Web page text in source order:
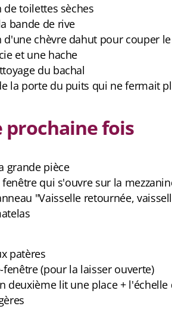
de toilettes sèches
bande de rive
d'une chèvre dahut pour couper
et une hache
du bachal
la porte du puits qui ne fermait
prochaine fois
grande pièce
qui s'ouvre sur la
"Vaisselle retournée,
patères
fenêtre (pour la laisser ouverte)
deuxième lit une place + l'échelle